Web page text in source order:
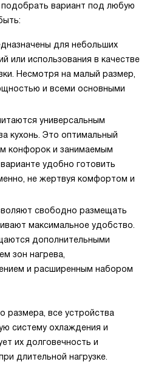
подобрать вариант под любую
для небольших
или использования в качестве
Несмотря на малый размер,
и всеми основными
универсальным
кухонь. Это оптимальный
конфорок и занимаемым
удобно готовить
не жертвуя комфортом и
свободно размещать
максимальное удобство.
дополнительными
зон нагрева,
и расширенным набором
размера, все устройства
систему охлаждения и
их долговечность и
длительной нагрузке.